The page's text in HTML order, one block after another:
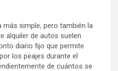
más simple, pero también la
alquiler de autos suelen
diario fijo que permite
los peajes durante el
de cuántos se